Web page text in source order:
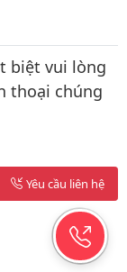
biệt vui lòng
thoại chúng
Yêu cầu liên hệ